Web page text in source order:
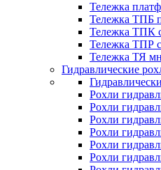
Тележка
Тележка ТПБ
Тележка ТПК
Тележка ТПР
Тележка ТЯ
Гидравлические
Рохли
Рохли
Рохли
Рохли
Рохли
Рохли